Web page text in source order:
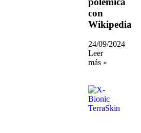
con
Wikipedia
24/09/2024
Leer
más »